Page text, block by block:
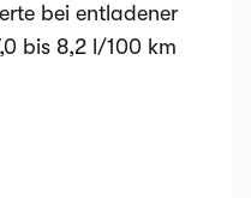
bei entladener
bis 8,2 l/100 km